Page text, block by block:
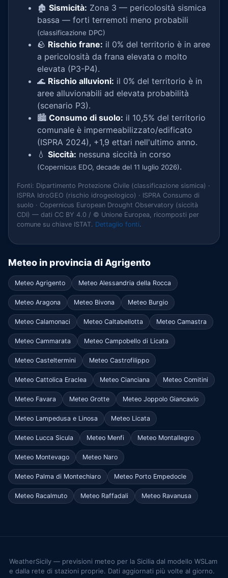
🏚️ Sismicità: Zona 3 — pericolosità sismica
bassa — forti terremoti meno probabili
(classificazione DPC)
🪨 Rischio frane: il 0% del territorio è in aree
a pericolosità da frana elevata o molto
elevata (P3-P4).
🌊 Rischio alluvioni: il 0% del territorio è in
aree alluvionabili ad elevata probabilità
(scenario P3).
🏙️ Consumo di suolo: il 10,5% del territorio
comunale è impermeabilizzato/edificato
(ISPRA 2024), +1,9 ettari nell'ultimo anno.
💧 Siccità: nessuna siccità in corso
(Copernicus EDO, decade del 11 luglio 2026).
Fonti: Dipartimento Protezione Civile (classificazione sismica) ·
ISPRA IdroGEO (rischio idrogeologico) · ISPRA Consumo di
suolo · Copernicus European Drought Observatory (siccità
CDI) — dati CC BY 4.0 / © Unione Europea, ricomposti per
comune su chiave ISTAT. Dettaglio fonti.
Meteo in provincia di Agrigento
Meteo Agrigento Meteo Alessandria della Rocca
Meteo Aragona Meteo Bivona Meteo Burgio
Meteo Calamonaci Meteo Caltabellotta Meteo Camastra
Meteo Cammarata Meteo Campobello di Licata
Meteo Casteltermini Meteo Castrofilippo
Meteo Cattolica Eraclea Meteo Cianciana Meteo Comitini
Meteo Favara Meteo Grotte Meteo Joppolo Giancaxio
Meteo Lampedusa e Linosa Meteo Licata
Meteo Lucca Sicula Meteo Menfi Meteo Montallegro
Meteo Montevago Meteo Naro
Meteo Palma di Montechiaro Meteo Porto Empedocle
Meteo Racalmuto Meteo Raffadali Meteo Ravanusa
WeatherSicily — previsioni meteo per la Sicilia dal modello WSLam
e dalla rete di stazioni proprie. Dati aggiornati più volte al giorno.